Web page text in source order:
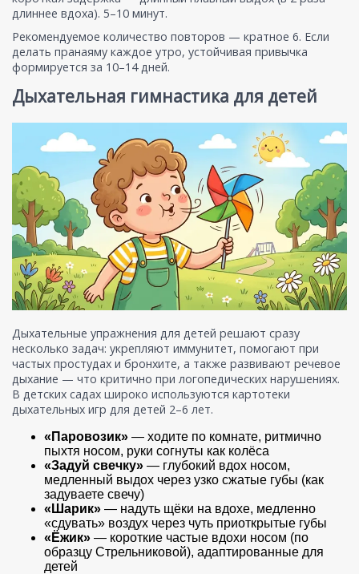
длиннее вдоха). 5–10 минут.
Рекомендуемое количество повторов — кратное 6. Если
делать пранаяму каждое утро, устойчивая привычка
формируется за 10–14 дней.
Дыхательная гимнастика для детей
Дыхательные упражнения для детей решают сразу
несколько задач: укрепляют иммунитет, помогают при
частых простудах и бронхите, а также развивают речевое
дыхание — что критично при логопедических нарушениях.
В детских садах широко используются картотеки
дыхательных игр для детей 2–6 лет.
«Паровозик» — ходите по комнате, ритмично
пыхтя носом, руки согнуты как колёса
«Задуй свечку» — глубокий вдох носом,
медленный выдох через узко сжатые губы (как
задуваете свечу)
«Шарик» — надуть щёки на вдохе, медленно
«сдувать» воздух через чуть приоткрытые губы
«Ёжик» — короткие частые вдохи носом (по
образцу Стрельниковой), адаптированные для
детей